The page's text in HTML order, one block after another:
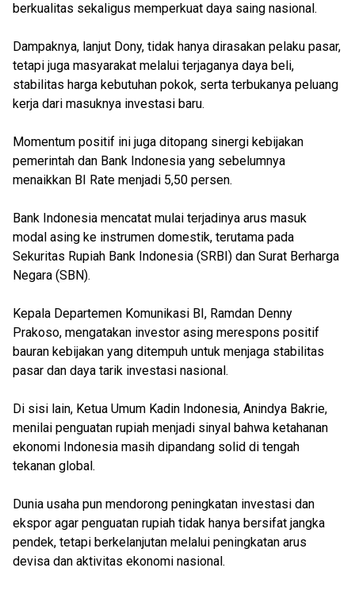
berkualitas sekaligus memperkuat daya saing nasional.
Dampaknya, lanjut Dony, tidak hanya dirasakan pelaku pasar,
tetapi juga masyarakat melalui terjaganya daya beli,
stabilitas harga kebutuhan pokok, serta terbukanya peluang
kerja dari masuknya investasi baru.
Momentum positif ini juga ditopang sinergi kebijakan
pemerintah dan Bank Indonesia yang sebelumnya
menaikkan BI Rate menjadi 5,50 persen.
Bank Indonesia mencatat mulai terjadinya arus masuk
modal asing ke instrumen domestik, terutama pada
Sekuritas Rupiah Bank Indonesia (SRBI) dan Surat Berharga
Negara (SBN).
Kepala Departemen Komunikasi BI, Ramdan Denny
Prakoso, mengatakan investor asing merespons positif
bauran kebijakan yang ditempuh untuk menjaga stabilitas
pasar dan daya tarik investasi nasional.
Di sisi lain, Ketua Umum Kadin Indonesia, Anindya Bakrie,
menilai penguatan rupiah menjadi sinyal bahwa ketahanan
ekonomi Indonesia masih dipandang solid di tengah
tekanan global.
Dunia usaha pun mendorong peningkatan investasi dan
ekspor agar penguatan rupiah tidak hanya bersifat jangka
pendek, tetapi berkelanjutan melalui peningkatan arus
devisa dan aktivitas ekonomi nasional.